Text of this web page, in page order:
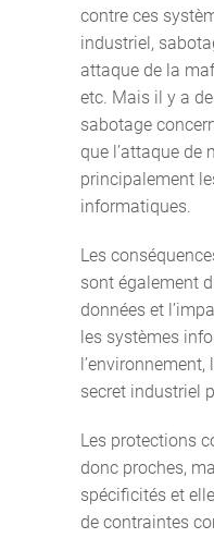
contre ces
industriel,
attaque de la
etc. Mais il y a
sabotage
que l’attaque de
principalement
informatiques.
Les
sont également
données et
les systèmes
secret industriel
Les protections
donc proches,
spécificités et
de contraintes